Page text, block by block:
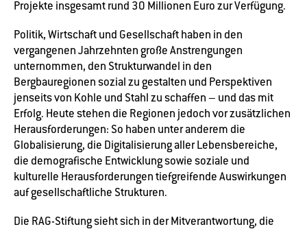
Projekte insgesamt rund 30 Millionen Euro zur Verfügung.
Politik, Wirtschaft und Gesellschaft haben in den
vergangenen Jahrzehnten große Anstrengungen
unternommen, den Strukturwandel in den
Bergbauregionen sozial zu gestalten und Perspektiven
jenseits von Kohle und Stahl zu schaffen – und das mit
Erfolg. Heute stehen die Regionen jedoch vor zusätzlichen
Herausforderungen: So haben unter anderem die
Globalisierung, die Digitalisierung aller Lebensbereiche,
die demografische Entwicklung sowie soziale und
kulturelle Herausforderungen tiefgreifende Auswirkungen
auf gesellschaftliche Strukturen.
Die RAG-Stiftung sieht sich in der Mitverantwortung, die